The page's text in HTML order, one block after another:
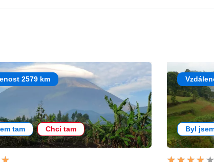
2579 km
tam Chci tam Byl